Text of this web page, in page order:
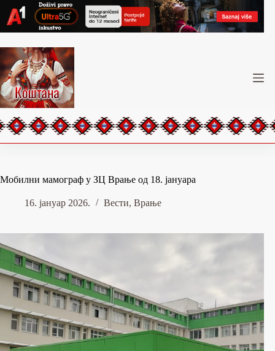
content
Мобилни мамограф у ЗЦ Врање од 18. јануара
16. јануар 2026. Вести, Врање